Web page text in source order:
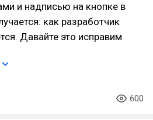
и надписью на кнопке в
как разработчик
Давайте это исправим
600